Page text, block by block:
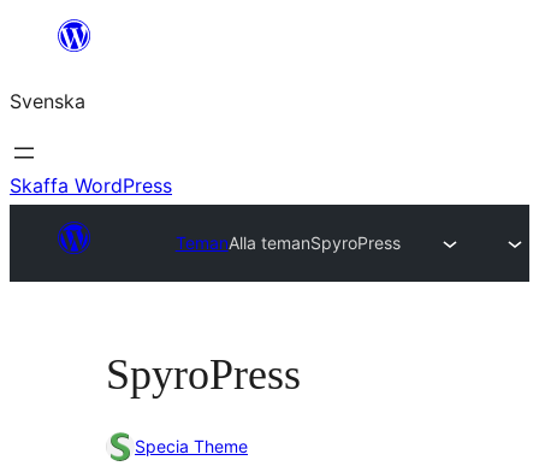
Hoppa
innehåll
Svenska
Skaffa WordPress
TemanAlla temanSpyroPress
SpyroPress
Specia Theme